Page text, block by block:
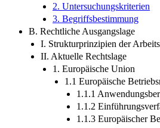
2. Untersuchungskriterien
3. Begriffsbestimmung
B. Rechtliche Ausgangslage
I. Strukturprinzipien der
II. Aktuelle Rechtslage
1. Europäische Union
1.1 Europäische
1.1.1
1.1.2
1.1.3 Europäischer